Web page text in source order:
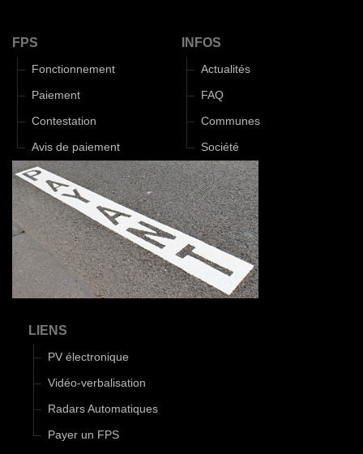
FPS
Fonctionnement
Paiement
Contestation
Avis de paiement
INFOS
Actualités
FAQ
Communes
Société
LIENS
PV électronique
Vidéo-verbalisation
Radars Automatiques
Payer un FPS